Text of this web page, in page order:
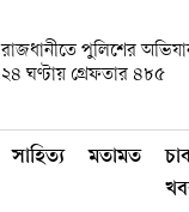
রাজধানীতে পুলিশের
২৪ ঘণ্টায় গ্রেফতার ৪৮৫
সাহিত্য মতামত